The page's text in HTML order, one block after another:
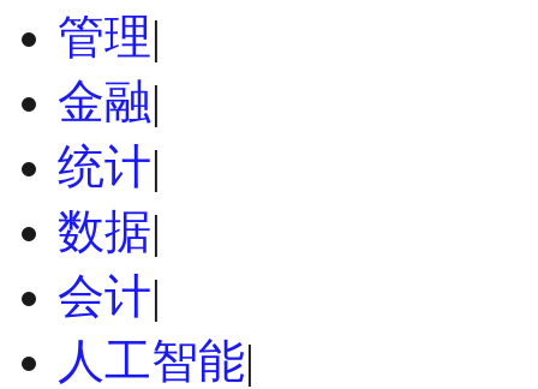
管理|
金融|
统计|
数据|
会计|
人工智能|